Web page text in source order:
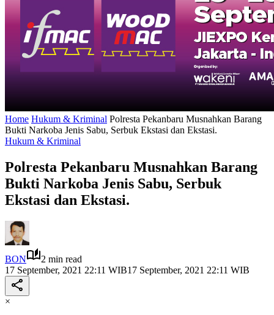
Home Hukum & Kriminal Polresta Pekanbaru Musnahkan Barang
Bukti Narkoba Jenis Sabu, Serbuk Ekstasi dan Ekstasi.
Hukum & Kriminal
Polresta Pekanbaru Musnahkan Barang
Bukti Narkoba Jenis Sabu, Serbuk
Ekstasi dan Ekstasi.
BON
2 min read
17 September, 2021 22:11 WIB17 September, 2021 22:11 WIB
×